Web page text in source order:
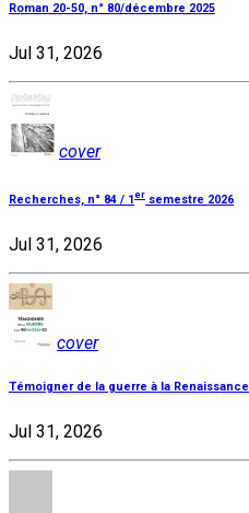
Roman 20-50, n° 80/décembre 2025
Jul 31, 2026
cover
Recherches, n° 84 / 1er semestre 2026
Jul 31, 2026
cover
Témoigner de la guerre à la Renaissance
Jul 31, 2026